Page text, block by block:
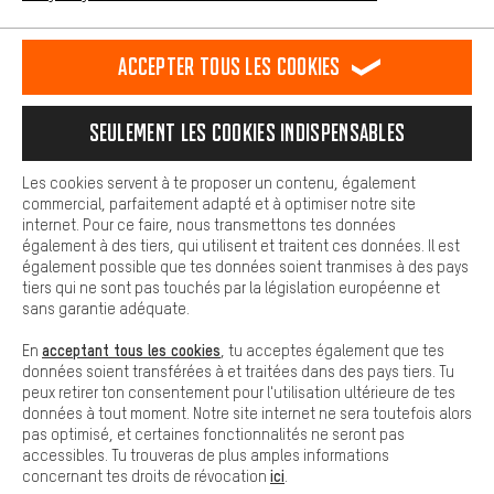
RÉSILIER LE CONTRAT Communauté d'Aix-la-Chapelle
Programme d'affiliation Mentions Légales Protection des données
Conditions générales de vente Plateforme d'Alerte
Reprise des batteries Corepile Paramètres de cookies
Modifier le contraste
Tous les prix s'entendent en euros (MwSt hors) plus les
frais de portpour la livraison versÉtats-Unis.
est plus confortable. Avec les cookies de confort, nous
Nous pouvons ainsi mettre à ta disposition d'autres contenus et
informations utiles. De plus, tu as la possibilité d'utiliser des
facilement les bons produits. Par exemple, nous proposons une
facilement aux questions.
Cookies de base
Les cookies de base garantissent que tu puisses utiliser les
fonctions de notre site web.
Accepter tous les cookies
Seulement les cookies indispensables
Les cookies servent à te proposer un contenu, également
commercial, parfaitement adapté et à optimiser notre site
internet. Pour ce faire, nous transmettons tes données
également à des tiers, qui utilisent et traitent ces données. Il est
également possible que tes données soient tranmises à des pays
tiers qui ne sont pas touchés par la législation européenne et
sans garantie adéquate.
En acceptant tous les cookies , tu acceptes également que tes
données soient transférées à et traitées dans des pays tiers. Tu
peux retirer ton consentement pour l'utilisation ultérieure de tes
données à tout moment. Notre site internet ne sera toutefois alors
pas optimisé, et certaines fonctionnalités ne seront pas
accessibles. Tu trouveras de plus amples informations
concernant tes droits de révocation ici